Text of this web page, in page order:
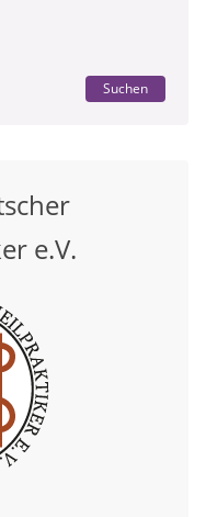
Suchen
e.V.